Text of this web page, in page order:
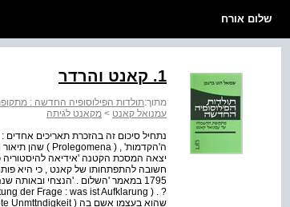
שלום אורח
1. קאנט והרדר
מתוך:תולדות הפילוסופיה החדשה :
עמנואל קאנט > מקאנט לגיתה
יצאה המסכת הקטנה 'אידיאה
חשובה להתפתחותו של קאנט , כי היא